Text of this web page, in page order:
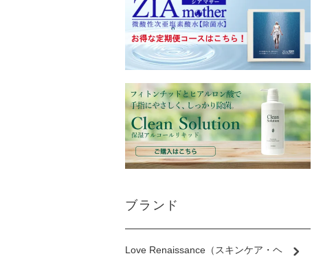
ブランド
Love Renaissance（スキンケア・ヘ